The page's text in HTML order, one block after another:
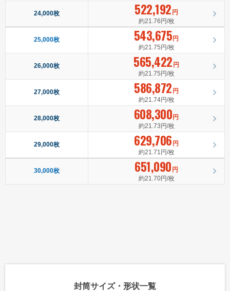
24,000枚 522,192 円
約21.76円/枚
25,000枚 543,675円
約21.75円/枚
26,000枚 565,422 円
約21.75円/枚
27,000枚 586,872 円
約21.74円/枚
28,000枚 608,300円
約21.73円/枚
29,000枚 629,706 円
約21.71円/枚
30,000枚 651,090 円
約21.70円/枚
封筒サイズ・形状一覧